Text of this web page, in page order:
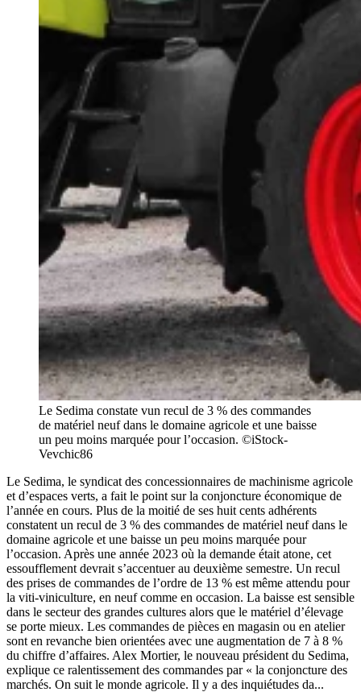
Le Sedima constate vun recul de 3 % des commandes
de matériel neuf dans le domaine agricole et une baisse
un peu moins marquée pour l’occasion. ©iStock-
Vevchic86
Le Sedima, le syndicat des concessionnaires de machinisme agricole
et d’espaces verts, a fait le point sur la conjoncture économique de
l’année en cours. Plus de la moitié de ses huit cents adhérents
constatent un recul de 3 % des commandes de matériel neuf dans le
domaine agricole et une baisse un peu moins marquée pour
l’occasion. Après une année 2023 où la demande était atone, cet
essoufflement devrait s’accentuer au deuxième semestre. Un recul
des prises de commandes de l’ordre de 13 % est même attendu pour
la viti-viniculture, en neuf comme en occasion. La baisse est sensible
dans le secteur des grandes cultures alors que le matériel d’élevage
se porte mieux. Les commandes de pièces en magasin ou en atelier
sont en revanche bien orientées avec une augmentation de 7 à 8 %
du chiffre d’affaires. Alex Mortier, le nouveau président du Sedima,
explique ce ralentissement des commandes par « la conjoncture des
marchés. On suit le monde agricole. Il y a des inquiétudes da...